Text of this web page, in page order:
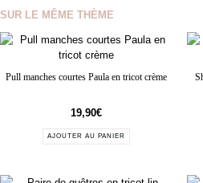
SUR LE MÊME THÈME
Pull manches courtes Paula en tricot crème
19,90€
AJOUTER AU PANIER